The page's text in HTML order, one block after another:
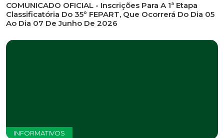
COMUNICADO OFICIAL - Inscrições Para A 1ª Etapa
Classificatória Do 35º FEPART, Que Ocorrerá Do Dia 05
Ao Dia 07 De Junho De 2026
INFORMATIVOS